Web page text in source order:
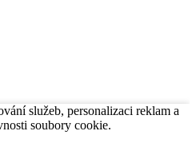
služeb, personalizaci reklam a
soubory cookie.